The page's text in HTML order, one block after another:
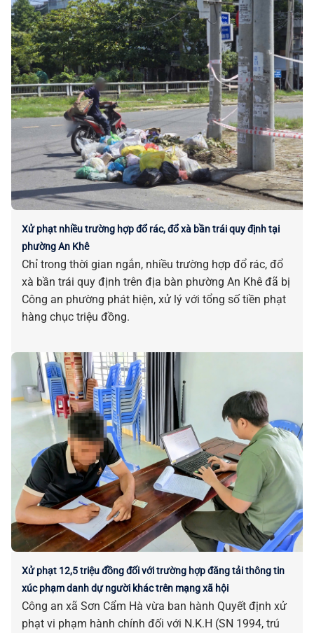
lừa đảo đầu tư tiền ảo theo mô hình đa cấp với số tiền
huy động lên đến hàng trăm tỷ đồng.
Xử phạt nhiều trường hợp đổ rác, đổ xà bần trái quy định tại
phường An Khê
Chỉ trong thời gian ngắn, nhiều trường hợp đổ rác, đổ
xà bần trái quy định trên địa bàn phường An Khê đã bị
Công an phường phát hiện, xử lý với tổng số tiền phạt
hàng chục triệu đồng.
Xử phạt 12,5 triệu đồng đối với trường hợp đăng tải thông tin
xúc phạm danh dự người khác trên mạng xã hội
Công an xã Sơn Cẩm Hà vừa ban hành Quyết định xử
phạt vi phạm hành chính đối với N.K.H (SN 1994, trú